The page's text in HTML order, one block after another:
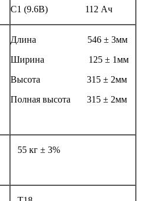
С1 (9.6В) 112 Ач
Длина 546 ± 3мм
Ширина 125 ± 1мм
Высота 315 ± 2мм
Полная высота 315 ± 2мм
55 кг ± 3%